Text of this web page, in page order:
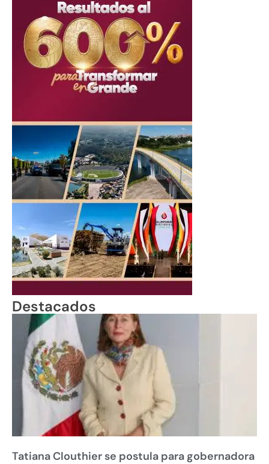
Destacados
Tatiana Clouthier se postula para gobernadora